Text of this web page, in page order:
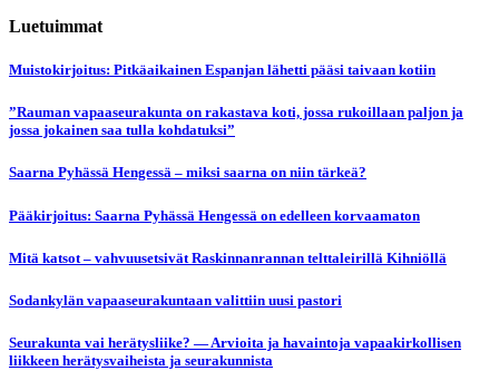
Luetuimmat
Muistokirjoitus: Pitkäaikainen Espanjan lähetti pääsi taivaan kotiin
”Rauman vapaaseurakunta on rakastava koti, jossa rukoillaan paljon ja
jossa jokainen saa tulla kohdatuksi”
Saarna Pyhässä Hengessä – miksi saarna on niin tärkeä?
Pääkirjoitus: Saarna Pyhässä Hengessä on edelleen korvaamaton
Mitä katsot – vahvuusetsivät Raskinnanrannan telttaleirillä Kihniöllä
Sodankylän vapaaseurakuntaan valittiin uusi pastori
Seurakunta vai herätysliike? — Arvioita ja havaintoja vapaakirkollisen
liikkeen herätysvaiheista ja seurakunnista